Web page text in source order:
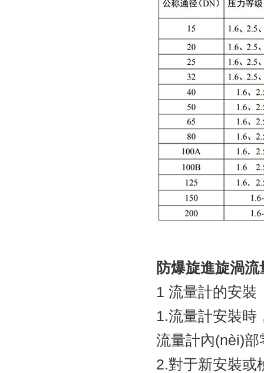
防爆旋進旋渦
1 流量計的安裝
1.流量計安裝時
流量計內(nèi)部
2.對于新安裝或